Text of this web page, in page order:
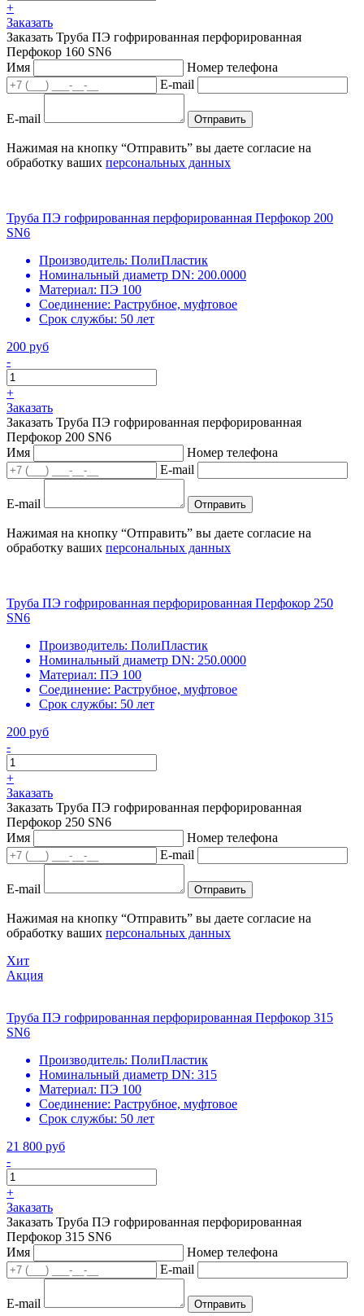
+
Заказать
Заказать Труба ПЭ гофрированная перфорированная
Перфокор 160 SN6
Имя
Номер телефона
E-mail
E-mail Отправить
Нажимая на кнопку “Отправить” вы даете согласие на
обработку ваших персональных данных
Труба ПЭ гофрированная перфорированная Перфокор 200
SN6
Производитель: ПолиПластик
Номинальный диаметр DN: 200.0000
Материал: ПЭ 100
Соединение: Раструбное, муфтовое
Срок службы: 50 лет
200 руб
-
+
Заказать
Заказать Труба ПЭ гофрированная перфорированная
Перфокор 200 SN6
Имя
Номер телефона
E-mail
E-mail Отправить
Нажимая на кнопку “Отправить” вы даете согласие на
обработку ваших персональных данных
Труба ПЭ гофрированная перфорированная Перфокор 250
SN6
Производитель: ПолиПластик
Номинальный диаметр DN: 250.0000
Материал: ПЭ 100
Соединение: Раструбное, муфтовое
Срок службы: 50 лет
200 руб
-
+
Заказать
Заказать Труба ПЭ гофрированная перфорированная
Перфокор 250 SN6
Имя
Номер телефона
E-mail
E-mail Отправить
Нажимая на кнопку “Отправить” вы даете согласие на
обработку ваших персональных данных
Хит
Акция
Труба ПЭ гофрированная перфорированная Перфокор 315
SN6
Производитель: ПолиПластик
Номинальный диаметр DN: 315
Материал: ПЭ 100
Соединение: Раструбное, муфтовое
Срок службы: 50 лет
21 800 руб
-
+
Заказать
Заказать Труба ПЭ гофрированная перфорированная
Перфокор 315 SN6
Имя
Номер телефона
E-mail
E-mail Отправить